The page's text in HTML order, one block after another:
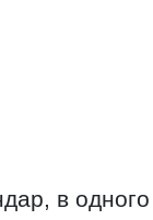
в одного